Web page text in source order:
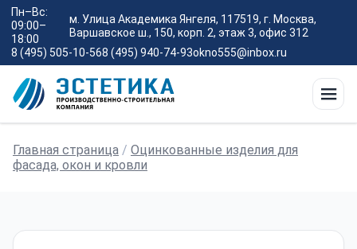
Пн–Вс:
09:00–
18:00
м. Улица Академика Янгеля, 117519, г. Москва,
Варшавское ш., 150, корп. 2, этаж 3, офис 312
8 (495) 505-10-568 (495) 940-74-93okno555@inbox.ru
Главная страница / Оцинкованные изделия для
фасада, окон и кровли